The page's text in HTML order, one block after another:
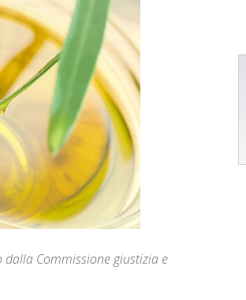
dalla Commissione giustizia e